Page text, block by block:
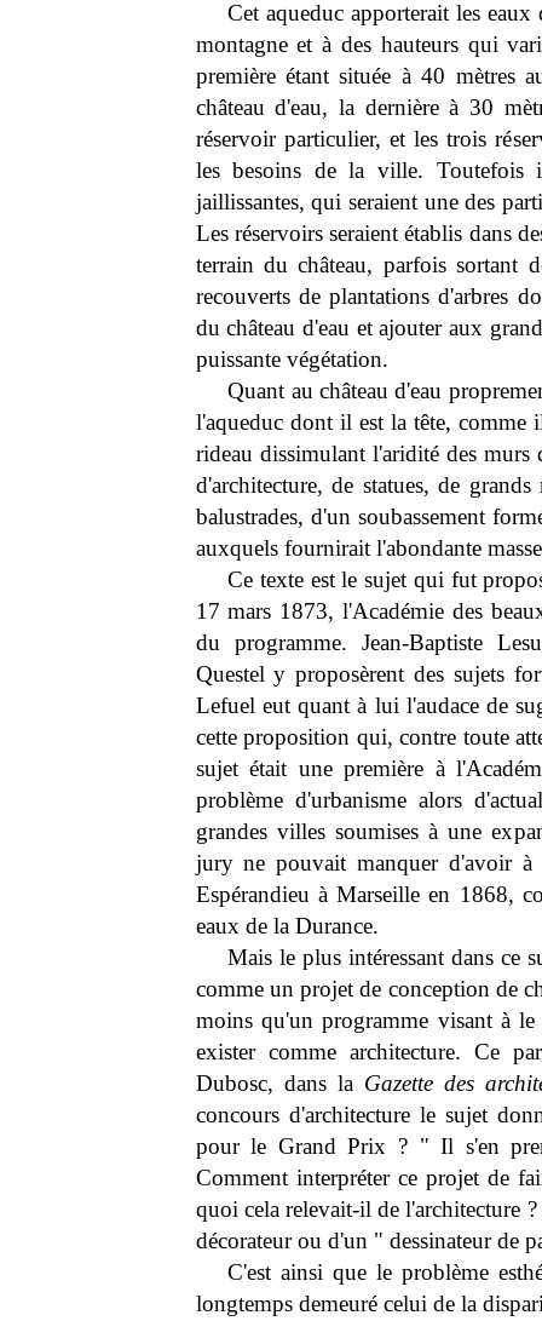
Cet aqueduc apporterait les
montagne et à des hauteurs qui
première étant située à 40 mètres
château d'eau, la dernière à 30
réservoir particulier, et les trois
les besoins de la ville. Toutefois
jaillissantes, qui seraient une des
Les réservoirs seraient établis dans
terrain du château, parfois sortant
recouverts de plantations d'arbres
du château d'eau et ajouter aux
puissante végétation.
Quant au château d'eau
l'aqueduc dont il est la tête, comme
rideau dissimulant l'aridité des murs
d'architecture, de statues, de
balustrades, d'un soubassement
auxquels fournirait l'abondante
Ce texte est le sujet qui fut
17 mars 1873, l'Académie des
du programme. Jean-Baptiste
Questel y proposèrent des sujets
Lefuel eut quant à lui l'audace de
cette proposition qui, contre toute
sujet était une première à
problème d'urbanisme alors
grandes villes soumises à une
jury ne pouvait manquer d'avoir à
Espérandieu à Marseille en 1868,
eaux de la Durance.
Mais le plus intéressant dans ce
comme un projet de conception de
moins qu'un programme visant à
exister comme architecture. Ce
Dubosc, dans la Gazette des
concours d'architecture le sujet
pour le Grand Prix ? " Il s'en
Comment interpréter ce projet de
quoi cela relevait-il de l'architecture
décorateur ou d'un " dessinateur de
C'est ainsi que le problème
longtemps demeuré celui de la